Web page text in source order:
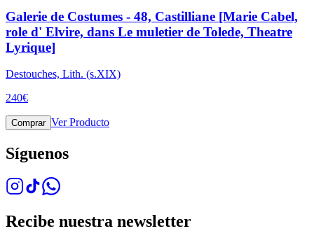
Galerie de Costumes - 48, Castilliane [Marie Cabel,
role d' Elvire, dans Le muletier de Tolede, Theatre
Lyrique]
Destouches, Lith. (s.XIX)
240€
Comprar Ver Producto
Síguenos
Recibe nuestra newsletter